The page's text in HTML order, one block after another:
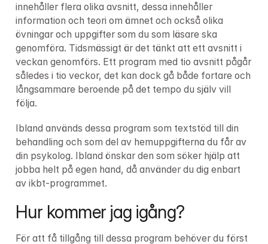
innehåller flera olika avsnitt, dessa innehåller
information och teori om ämnet och också olika
övningar och uppgifter som du som läsare ska
genomföra. Tidsmässigt är det tänkt att ett avsnitt i
veckan genomförs. Ett program med tio avsnitt pågår
således i tio veckor, det kan dock gå både fortare och
långsammare beroende på det tempo du själv vill
följa.
Ibland används dessa program som textstöd till din
behandling och som del av hemuppgifterna du får av
din psykolog. Ibland önskar den som söker hjälp att
jobba helt på egen hand, då använder du dig enbart
av ikbt-programmet.
Hur kommer jag igång?
För att få tillgång till dessa program behöver du först